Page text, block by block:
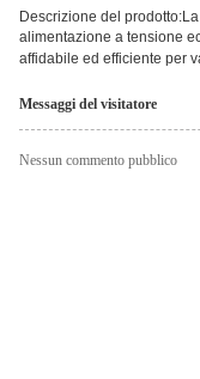
Descrizione del
alimentazione a tensione
affidabile ed efficiente per
Messaggi del visitatore
Nessun commento pubblico